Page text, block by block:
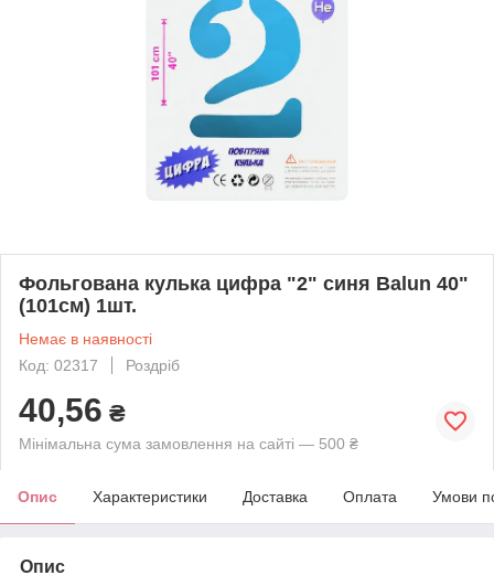
Фольгована кулька цифра "2" синя Balun 40"
(101см) 1шт.
Немає в наявності
Код: 02317
Роздріб
40,56 ₴
Мінімальна сума замовлення на сайті — 500 ₴
Опис Характеристики Доставка Оплата Умови
Опис